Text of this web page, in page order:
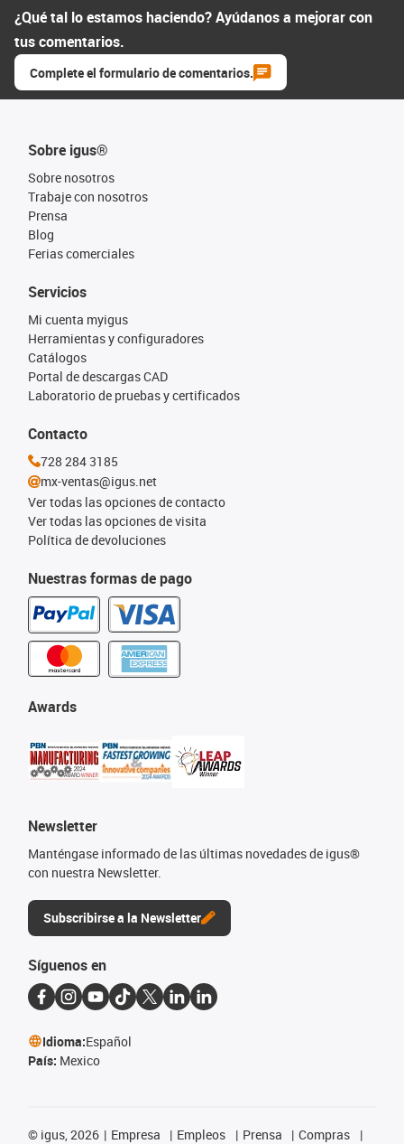
¿Qué tal lo estamos haciendo? Ayúdanos a mejorar con
tus comentarios.
Complete el formulario de comentarios.
Sobre igus®
Sobre nosotros
Trabaje con nosotros
Prensa
Blog
Ferias comerciales
Nuestras formas de pago
Servicios
Mi cuenta myigus
Herramientas y configuradores
Catálogos
Portal de descargas CAD
Laboratorio de pruebas y certificados
Awards
Newsletter
Manténgase informado de las últimas novedades de igus®
con nuestra Newsletter.
Subscribirse a la Newsletter
Contacto
728 284 3185
mx-ventas@igus.net
Ver todas las opciones de contacto
Ver todas las opciones de visita
Política de devoluciones
Síguenos en
Idioma:Español
País: Mexico
© igus, 2026 Empresa Empleos Prensa
Compras